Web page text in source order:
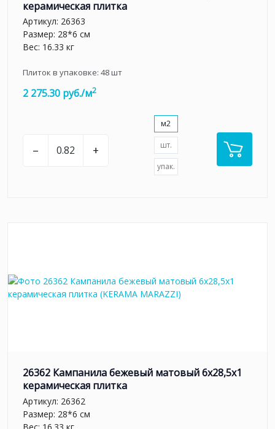
керамическая плитка
Артикул: 26363
Размер: 28*6 см
Вес: 16.33 кг
Плиток в упаковке: 48шт
2 275.30 руб./м2
– +
м2
шт.
упак.
26362 Кампанила бежевый матовый 6x28,5x1
керамическая плитка
Артикул: 26362
Размер: 28*6 см